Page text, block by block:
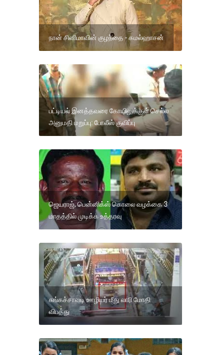
நான் சினிமாவின் குழந்தை - கமல்ஹாசன்
பட்டியல் இனத்தவரை கோயிலுக்குள் செல்ல
அனுமதி மறுப்பு: போலீஸ் குவிப்பு
ஜெயராஜ், பென்னிக்ஸ் கொலை வழக்கை 3
மாதத்தில் முடிக்க உத்தரவு
சுங்கச்சாவடி ஊழியர் மீது லாரி மோதி
விபத்து